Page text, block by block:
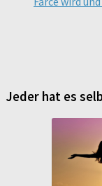
Jeder hat es